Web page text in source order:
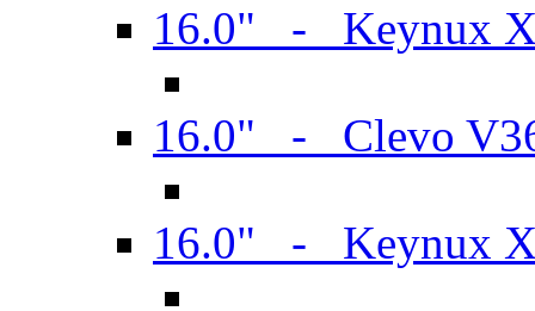
16.0" - Keynux
16.0" - Clevo
16.0" - Keynux